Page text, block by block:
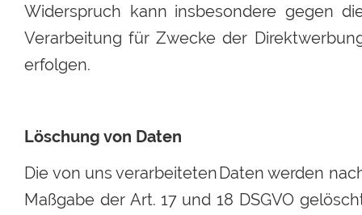
Widerspruch kann insbesondere gegen
Verarbeitung für Zwecke der
erfolgen.
Löschung von Daten
Die von uns verarbeitetenDaten werden
Maßgabe der Art. 17 und 18 DSGVO